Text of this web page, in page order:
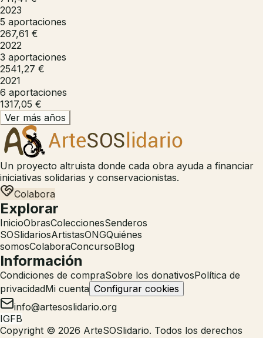
2023
5 aportaciones
267,61 €
2022
3 aportaciones
2541,27 €
2021
6 aportaciones
1317,05 €
Ver más años
Un proyecto altruista donde cada obra ayuda a financiar
iniciativas solidarias y conservacionistas.
Colabora
Explorar
InicioObrasColeccionesSenderos
SOSlidariosArtistasONGQuiénes
somosColaboraConcursoBlog
Información
Condiciones de compraSobre los donativosPolítica de
privacidadMi cuenta Configurar cookies
info@artesoslidario.org
IGFB
Copyright © 2026 ArteSOSlidario. Todos los derechos